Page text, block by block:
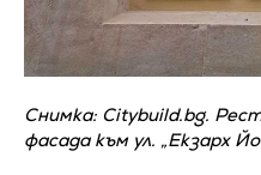
Снимка: Citybuild.bg.
фасада към ул. „Екзарх